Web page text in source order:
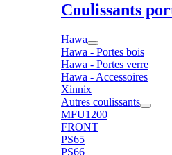
Coulissants
Hawa
Hawa - Portes bois
Hawa - Portes verre
Hawa - Accessoires
Xinnix
Autres coulissants
MFU1200
FRONT
PS65
PS66